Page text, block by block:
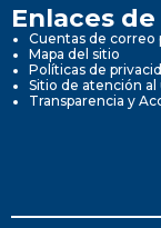
Enlaces
Cuentas de correo
Mapa del sitio
Políticas de
Sitio de atención al
Transparencia y